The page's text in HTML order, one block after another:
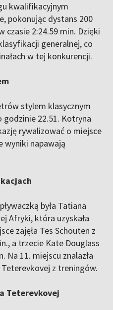
kwalifikacyjnym
pokonując dystans 200
2:24.59 min. Dzięki
generalnej, co
w tej konkurencji.
stylem klasycznym
22.51. Kotryna
rywalizować o miejsce
wyniki napawają
była Tatiana
Afryki, która uzyskała
zajęła Tes Schouten z
a trzecie Kate Douglass
Na 11. miejscu znalazła
z treningów.
Teterevkovej